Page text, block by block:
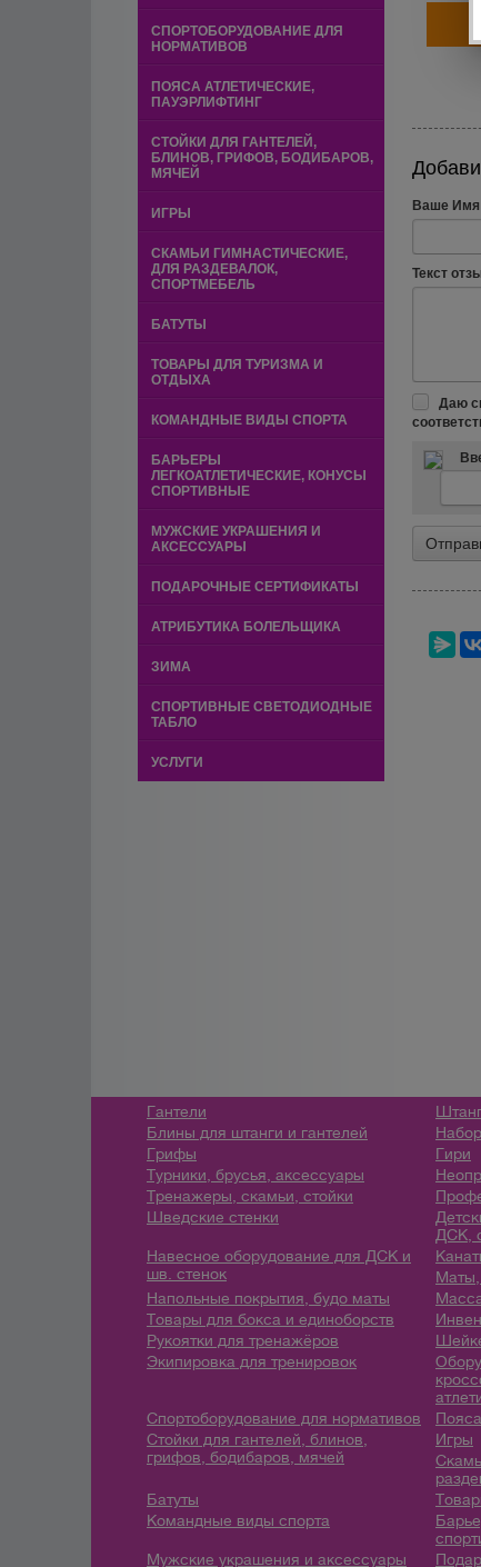
СПОРТОБОРУДОВАНИЕ ДЛЯ
НОРМАТИВОВ
ПОЯСА АТЛЕТИЧЕСКИЕ,
ПАУЭРЛИФТИНГ
СТОЙКИ ДЛЯ ГАНТЕЛЕЙ,
БЛИНОВ, ГРИФОВ, БОДИБАРОВ,
МЯЧЕЙ
ИГРЫ
СКАМЬИ ГИМНАСТИЧЕСКИЕ,
ДЛЯ РАЗДЕВАЛОК,
СПОРТМЕБЕЛЬ
БАТУТЫ
ТОВАРЫ ДЛЯ ТУРИЗМА И
ОТДЫХА
КОМАНДНЫЕ ВИДЫ СПОРТА
БАРЬЕРЫ
ЛЕГКОАТЛЕТИЧЕСКИЕ, КОНУСЫ
СПОРТИВНЫЕ
МУЖСКИЕ УКРАШЕНИЯ И
АКСЕССУАРЫ
ПОДАРОЧНЫЕ СЕРТИФИКАТЫ
АТРИБУТИКА БОЛЕЛЬЩИКА
ЗИМА
СПОРТИВНЫЕ СВЕТОДИОДНЫЕ
ТАБЛО
УСЛУГИ
Ваше Имя
Текст
Даю
Гантели
Блины для штанги и гантелей
Грифы
Гири
Турники, брусья, аксессуары
Тренажеры, скамьи, стойки
Шведские стенки
ДСК,
Навесное оборудование для ДСК и
шв. стенок
Маты,
Напольные покрытия, будо маты
Товары для бокса и единоборств
Рукоятки для тренажёров
Экипировка для тренировок
Спортоборудование для нормативов
Стойки для гантелей, блинов,
грифов, бодибаров, мячей
Игры
Батуты
Командные виды спорта
Мужские украшения и аксессуары